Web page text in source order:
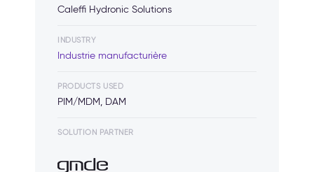
Caleffi Hydronic Solutions
INDUSTRY
Industrie manufacturière
PRODUCTS USED
PIM/MDM, DAM
SOLUTION PARTNER